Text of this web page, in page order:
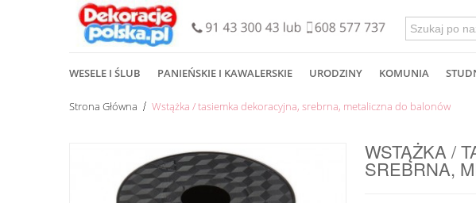
WESELE I ŚLUB PANIEŃSKIE I KAWALERSKIE URODZINY KOMUNIA
Strona Główna Wstążka / tasiemka dekoracyjna, srebrna, metaliczna do balonów
WSTĄŻKA /
SREBRNA,